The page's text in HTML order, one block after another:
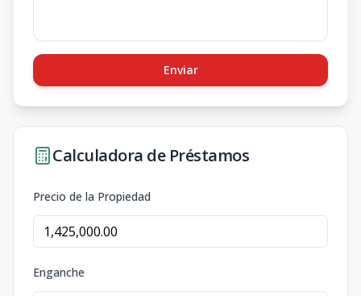
Enviar
Calculadora de Préstamos
Precio de la Propiedad
Enganche